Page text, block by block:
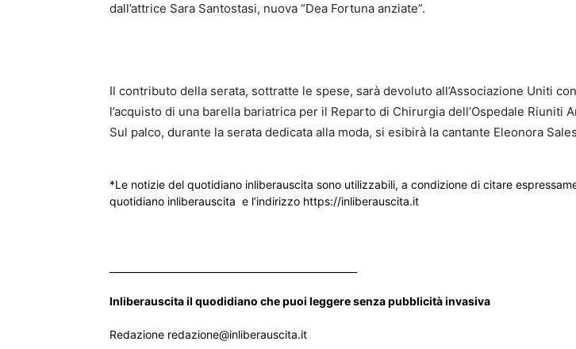
dall’attrice Sara Santostasi, nuova “Dea Fortuna anziate”.
Il contributo della serata, sottratte le spese, sarà devoluto all’Associazione Uniti
l’acquisto di una barella bariatrica per il Reparto di Chirurgia dell’Ospedale Riuniti
Sul palco, durante la serata dedicata alla moda, si esibirà la cantante Eleonora
*Le notizie del quotidiano inliberauscita sono utilizzabili, a condizione di citare
quotidiano inliberauscita e l’indirizzo https://inliberauscita.it
Inliberauscita il quodidiano che puoi leggere senza pubblicità invasiva
Redazione redazione@inliberauscita.it